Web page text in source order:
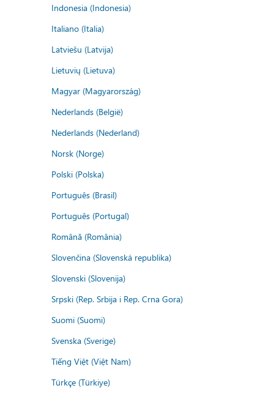
Indonesia (Indonesia)
Italiano (Italia)
Latviešu (Latvija)
Lietuvių (Lietuva)
Magyar (Magyarország)
Nederlands (België)
Nederlands (Nederland)
Norsk (Norge)
Polski (Polska)
Português (Brasil)
Português (Portugal)
Română (România)
Slovenčina (Slovenská republika)
Slovenski (Slovenija)
Srpski (Rep. Srbija i Rep. Crna Gora)
Suomi (Suomi)
Svenska (Sverige)
Tiếng Việt (Việt Nam)
Türkçe (Türkiye)